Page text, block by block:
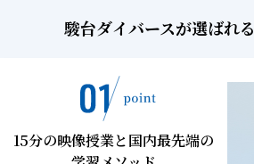
駿台ダイバースが選ばれる
15分の映像授業と国内最先端の